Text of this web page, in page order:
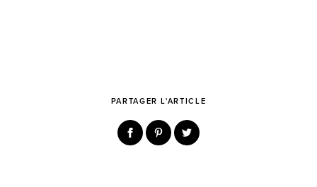
PARTAGER L'ARTICLE